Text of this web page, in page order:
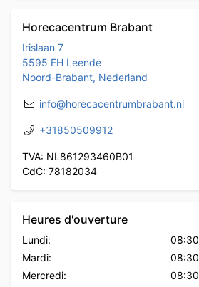
Horecacentrum Brabant
Irislaan 7
5595 EH Leende
Noord-Brabant, Nederland
info@horecacentrumbrabant.nl
+31850509912
TVA: NL861293460B01
CdC: 78182034
Heures d'ouverture
Lundi: 08:30
Mardi:
08:30
Mercredi:
08:30